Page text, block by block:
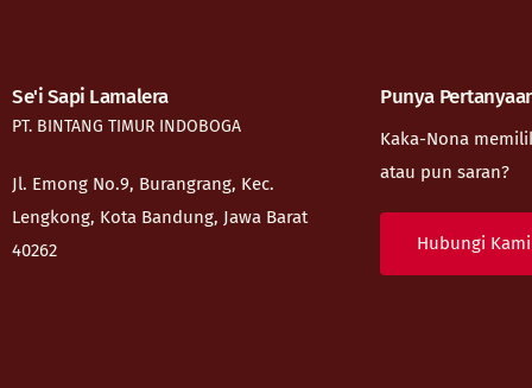
Se'i Sapi Lamalera
PT. BINTANG TIMUR INDOBOGA
Jl. Emong No.9, Burangrang, Kec.
Lengkong, Kota Bandung, Jawa Barat
40262
Punya
Kaka-Nona
atau pun saran?
Hubungi Kami